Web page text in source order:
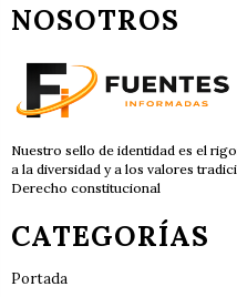
NOSOTROS
Nuestro sello de identidad es el
a la diversidad y a los valores
Derecho constitucional
CATEGORÍAS
Portada